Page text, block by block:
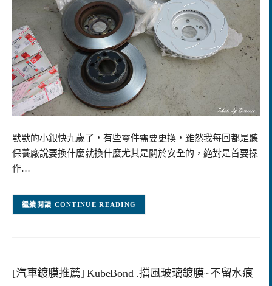
默默的小銀快九歲了，有些零件需要更換，雖然我每回都是聽
保養廠說要換什麼就換什麼尤其是關於安全的，絶對是首要操
作…
CONTINUE READING
[汽車鍍膜推薦] KubeBond .擋風玻璃鍍膜~不留水痕